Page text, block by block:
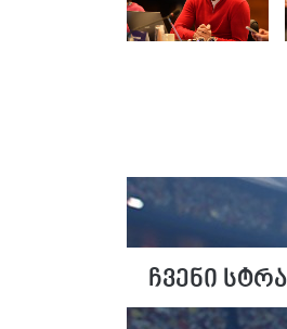
ჩვენი